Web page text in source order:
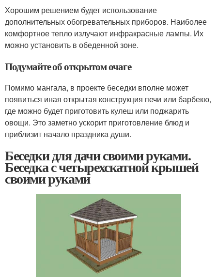
Хорошим решением будет использование
дополнительных обогревательных приборов. Наиболее
комфортное тепло излучают инфракрасные лампы. Их
можно установить в обеденной зоне.
Подумайте об открытом очаге
Помимо мангала, в проекте беседки вполне может
появиться иная открытая конструкция печи или барбекю,
где можно будет приготовить кулеш или поджарить
овощи. Это заметно ускорит приготовление блюд и
приблизит начало праздника души.
Беседки для дачи своими руками.
Беседка с четырехскатной крышей
своими руками